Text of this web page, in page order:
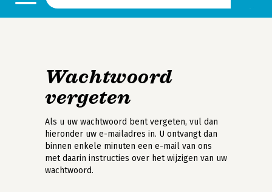
Wachtwoord
vergeten
Als u uw wachtwoord bent vergeten, vul dan
hieronder uw e-mailadres in. U ontvangt dan
binnen enkele minuten een e-mail van ons
met daarin instructies over het wijzigen van uw
wachtwoord.